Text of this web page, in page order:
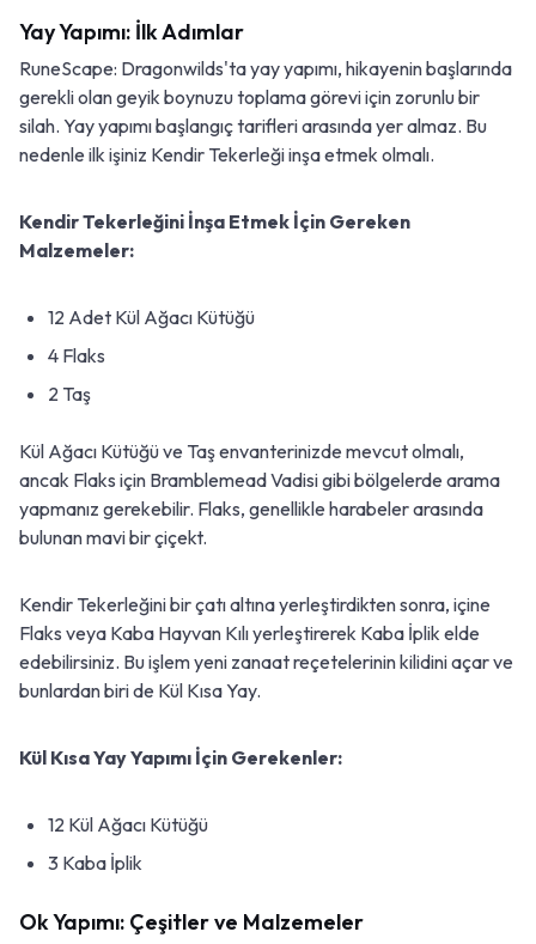
Yay Yapımı: İlk Adımlar
RuneScape: Dragonwilds'ta yay yapımı, hikayenin başlarında
gerekli olan geyik boynuzu toplama görevi için zorunlu bir
silah. Yay yapımı başlangıç tarifleri arasında yer almaz. Bu
nedenle ilk işiniz Kendir Tekerleği inşa etmek olmalı.
Kendir Tekerleğini İnşa Etmek İçin Gereken
Malzemeler:
12 Adet Kül Ağacı Kütüğü
4 Flaks
2 Taş
Kül Ağacı Kütüğü ve Taş envanterinizde mevcut olmalı,
ancak Flaks için Bramblemead Vadisi gibi bölgelerde arama
yapmanız gerekebilir. Flaks, genellikle harabeler arasında
bulunan mavi bir çiçekt.
Kendir Tekerleğini bir çatı altına yerleştirdikten sonra, içine
Flaks veya Kaba Hayvan Kılı yerleştirerek Kaba İplik elde
edebilirsiniz. Bu işlem yeni zanaat reçetelerinin kilidini açar ve
bunlardan biri de Kül Kısa Yay.
Kül Kısa Yay Yapımı İçin Gerekenler:
12 Kül Ağacı Kütüğü
3 Kaba İplik
Ok Yapımı: Çeşitler ve Malzemeler